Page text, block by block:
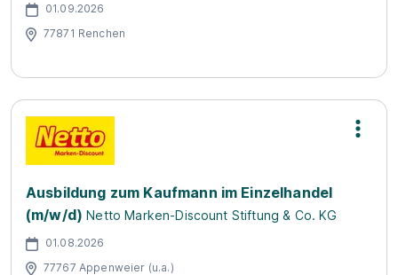
01.09.2026
77871 Renchen
Ausbildung zum Kaufmann im Einzelhandel
(m/w/d) Netto Marken-Discount Stiftung & Co. KG
01.08.2026
77767 Appenweier (u.a.)